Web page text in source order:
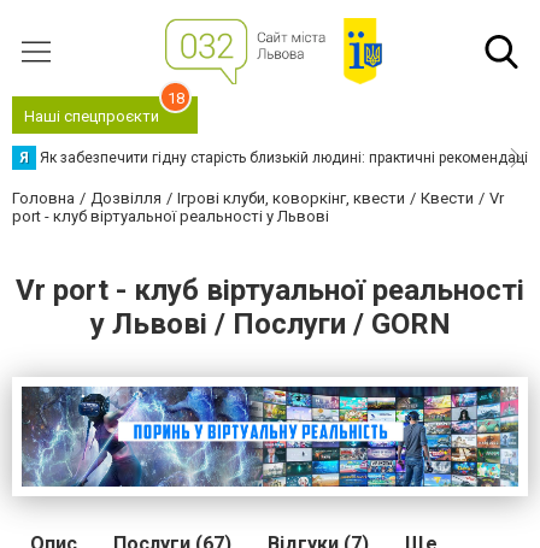
Наші спецпроєкти
18
Я Як забезпечити гідну старість близькій людині: практичні рекомендації
Головна Дозвілля Ігрові клуби, коворкінг, квести Квести
Vr
port - клуб віртуальної реальності у Львові
Vr port - клуб віртуальної реальності
у Львові / Послуги / GORN